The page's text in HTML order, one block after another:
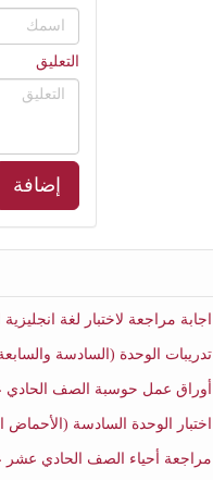
التعليق
إضافة
اجابة مراجعة لاختبار لغة انجليزية الصف الحادي عشر
تدريبات الوحدة (السادسة والسابعة) لغة انجليزية الصف
أوراق عمل حوسبة الصف الحادي عشر علمي
اختبار الوحدة السادسة (الأحماض النووية والوراثة) أحياء الصف
مراجعة أحياء الصف الحادي عشر